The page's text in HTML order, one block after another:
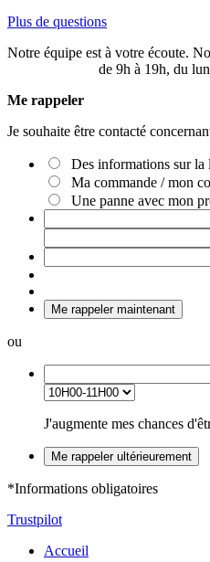
Plus de questions
Notre équipe est à votre écoute.
de 9h à 19h, du
Me rappeler
Je souhaite être contacté
Des informations sur la
Ma commande / mon
Une panne avec mon
Me rappeler maintenant
ou
J'augmente mes chances
Me rappeler ultérieurement
*Informations obligatoires
Trustpilot
Accueil